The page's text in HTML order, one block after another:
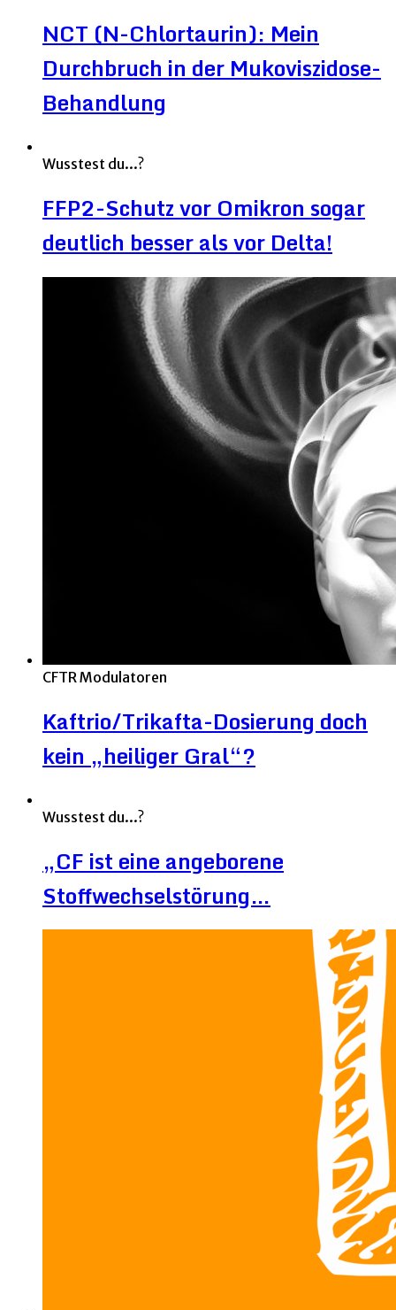
NCT (N-Chlortaurin): Mein
Durchbruch in der Mukoviszidose-
Behandlung
Wusstest du...?
FFP2-Schutz vor Omikron sogar
deutlich besser als vor Delta!
CFTR Modulatoren
Kaftrio/Trikafta-Dosierung doch
kein „heiliger Gral“?
Wusstest du...?
„CF ist eine angeborene
Stoffwechselstörung…